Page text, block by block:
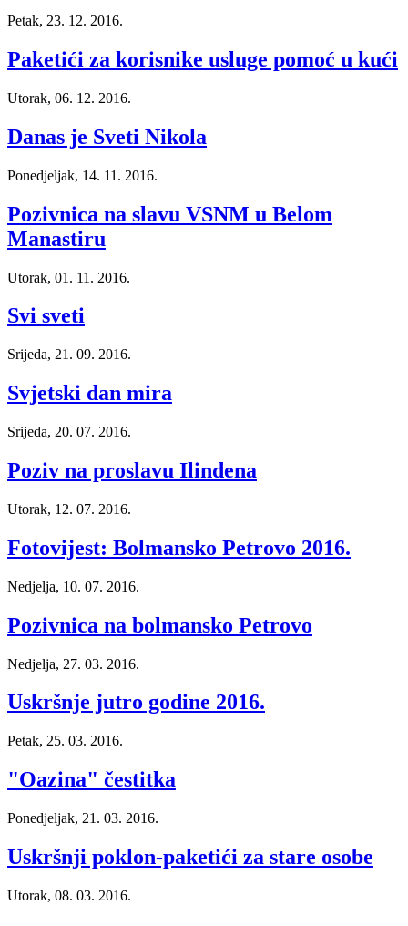
Petak, 23. 12. 2016.
Paketići za korisnike usluge pomoć u kući
Utorak, 06. 12. 2016.
Danas je Sveti Nikola
Ponedjeljak, 14. 11. 2016.
Pozivnica na slavu VSNM u Belom
Manastiru
Utorak, 01. 11. 2016.
Svi sveti
Srijeda, 21. 09. 2016.
Svjetski dan mira
Srijeda, 20. 07. 2016.
Poziv na proslavu Ilindena
Utorak, 12. 07. 2016.
Fotovijest: Bolmansko Petrovo 2016.
Nedjelja, 10. 07. 2016.
Pozivnica na bolmansko Petrovo
Nedjelja, 27. 03. 2016.
Uskršnje jutro godine 2016.
Petak, 25. 03. 2016.
"Oazina" čestitka
Ponedjeljak, 21. 03. 2016.
Uskršnji poklon-paketići za stare osobe
Utorak, 08. 03. 2016.